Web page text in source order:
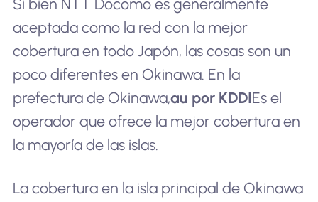
Si bien NTT Docomo es generalmente
aceptada como la red con la mejor
cobertura en todo Japón, las cosas son un
poco diferentes en Okinawa. En la
prefectura de Okinawa,au por KDDIEs el
operador que ofrece la mejor cobertura en
la mayoría de las islas.
La cobertura en la isla principal de Okinawa